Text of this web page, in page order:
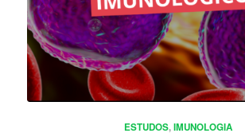
ESTUDOS,IMUNOLOGIA